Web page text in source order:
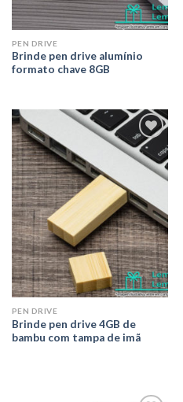
PEN DRIVE
Brinde pen drive alumínio
formato chave 8GB
Adicionar
aos meus
desejos
PEN DRIVE
Brinde pen drive 4GB de
bambu com tampa de imã